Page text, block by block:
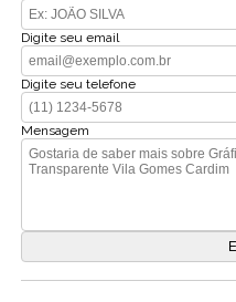
Digite seu email
Digite seu telefone
Mensagem